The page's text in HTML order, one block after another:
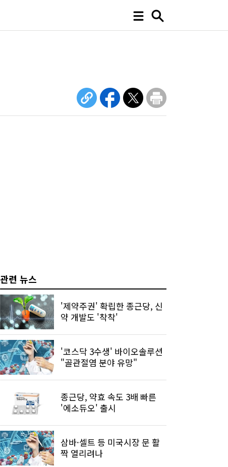
관련 뉴스
'제약주권' 확립한 종근당, 신
약 개발도 '착착'
'코스닥 3수생' 바이오솔루션
"골관절염 분야 유망"
종근당, 약효 속도 3배 빠른
'에소듀오' 출시
삼바·셀트 등 미국시장 문 활
짝 열리려나